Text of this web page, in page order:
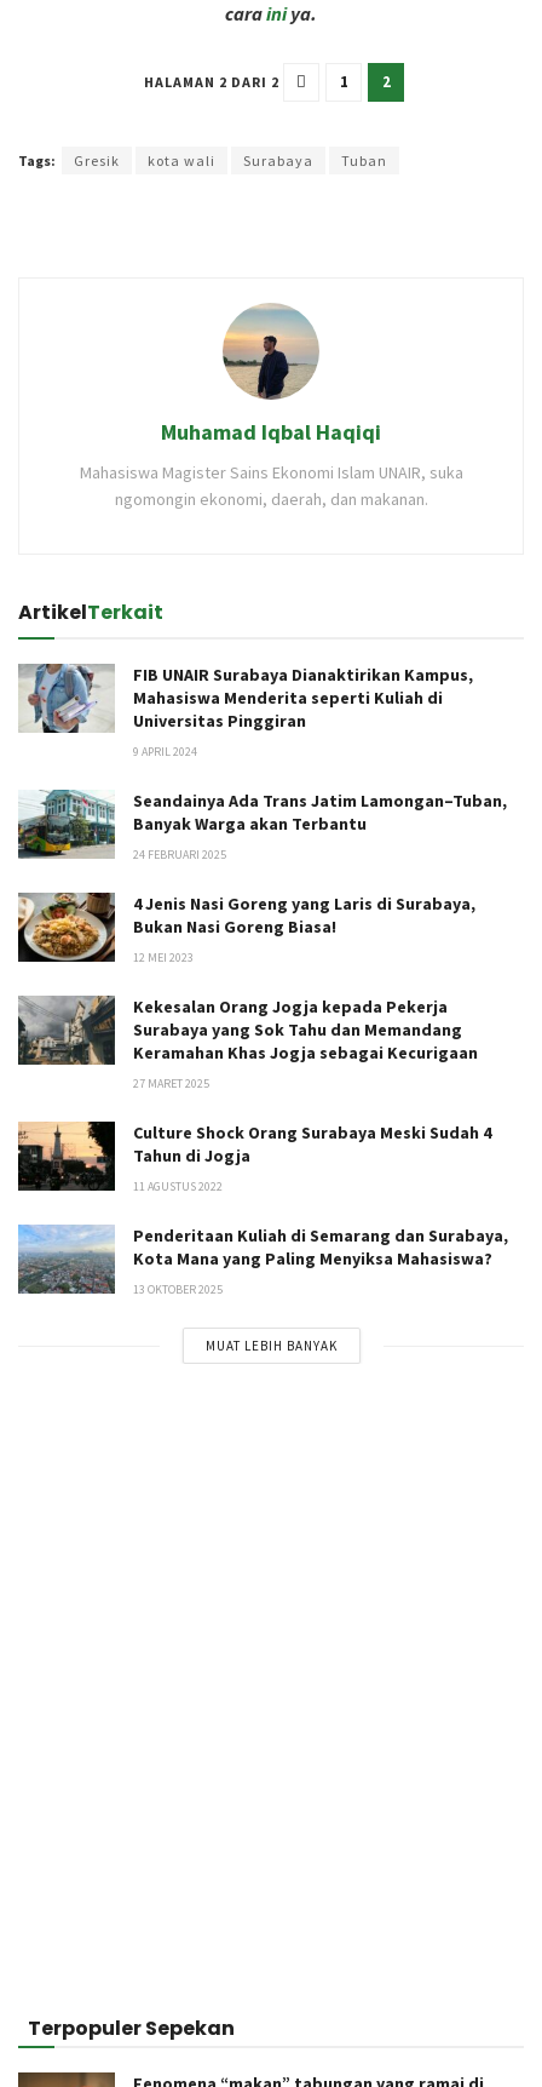
carainiya.
HALAMAN 2 DARI 2 1 2
Tags: Gresik kota wali Surabaya Tuban
Muhamad Iqbal Haqiqi
Mahasiswa Magister Sains Ekonomi Islam UNAIR, suka
ngomongin ekonomi, daerah, dan makanan.
ArtikelTerkait
FIB UNAIR Surabaya Dianaktirikan Kampus,
Mahasiswa Menderita seperti Kuliah di
Universitas Pinggiran
9 APRIL 2024
Seandainya Ada Trans Jatim Lamongan–Tuban,
Banyak Warga akan Terbantu
24 FEBRUARI 2025
4 Jenis Nasi Goreng yang Laris di Surabaya,
Bukan Nasi Goreng Biasa!
12 MEI 2023
Kekesalan Orang Jogja kepada Pekerja
Surabaya yang Sok Tahu dan Memandang
Keramahan Khas Jogja sebagai Kecurigaan
27 MARET 2025
Culture Shock Orang Surabaya Meski Sudah 4
Tahun di Jogja
11 AGUSTUS 2022
Penderitaan Kuliah di Semarang dan Surabaya,
Kota Mana yang Paling Menyiksa Mahasiswa?
13 OKTOBER 2025
MUAT LEBIH BANYAK
Terpopuler Sepekan